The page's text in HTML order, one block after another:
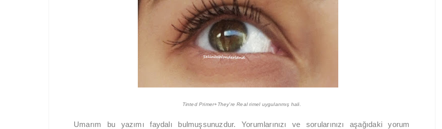
Tinted Primer+They're Real rimel uygulanmış hali.
Umarım bu yazımı faydalı bulmuşsunuzdur. Yorumlarınızı ve sorularınızı aşağıdaki yorum